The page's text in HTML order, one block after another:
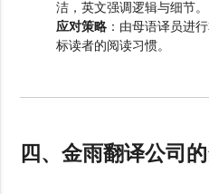
洁，英文强调逻辑与细节。
应对策略 ：由母语译员进
标读者的阅读习惯。
四、金雨翻译公司